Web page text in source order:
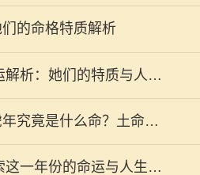
的命格特质解析
析：她们的特质与人生
究竟是什么命？土命之
一年份的命运与人生启